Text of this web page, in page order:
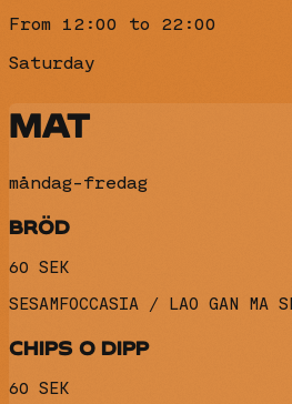
From 12:00 to 22:00
Saturday
MAT
måndag-fredag
BRÖD
60 SEK
SESAMFOCCASIA / LAO GAN MA
CHIPS O DIPP
60 SEK